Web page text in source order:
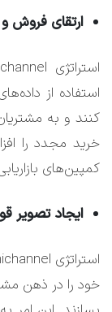
ارتقای فروش و
استفاده از
کنند و به
خرید مجدد را
کمپین‌های
ایجاد تصویر
خود را در ذهن